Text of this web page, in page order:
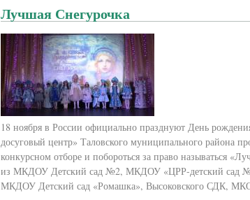
Лучшая Снегурочка
18 ноября в России официально празднуют День
досуговый центр» Таловского муниципального района
конкурсном отборе и побороться за право называться
из МКДОУ Детский сад №2, МКДОУ «ЦРР-детский сад
МКДОУ Детский сад «Ромашка», Высоковского СДК,